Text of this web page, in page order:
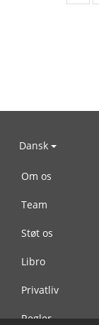
Dansk
Om os
Team
Støt os
Libro
Privatliv
Regler